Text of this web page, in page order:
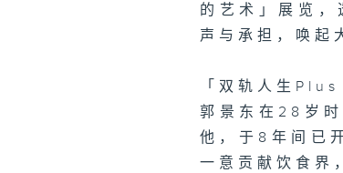
的艺术」展览
声与承担，唤起
「双轨人生
郭景东在28岁
他，于8年间已
一意贡献饮食界